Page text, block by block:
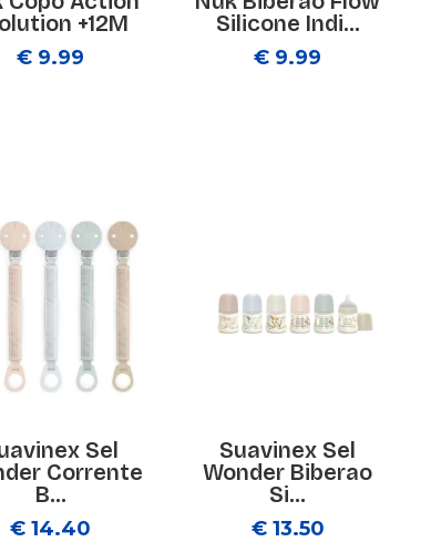
+12M
€ 9.99
Silicone Indi...
€ 9.99
Sel
Corrente
B...
€ 14.40
Suavinex Sel
Wonder Biberao
Si...
€ 13.50